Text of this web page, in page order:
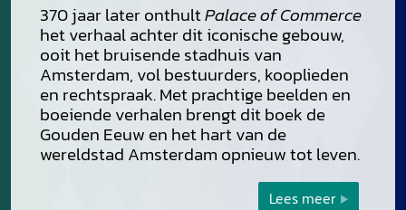
370 jaar later onthultPalace of Commerce
het verhaal achter dit iconische gebouw,
ooit het bruisende stadhuis van
Amsterdam, vol bestuurders, kooplieden
en rechtspraak. Met prachtige beelden en
boeiende verhalen brengt dit boek de
Gouden Eeuw en het hart van de
wereldstad Amsterdam opnieuw tot leven.
Lees meer